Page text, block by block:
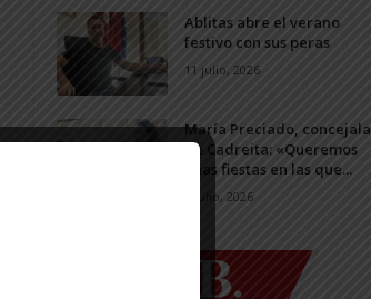
Ablitas abre el verano
festivo con sus peras
11 julio, 2026
María Preciado, concejala
de Cadreita: «Queremos
unas fiestas en las que...
7 julio, 2026